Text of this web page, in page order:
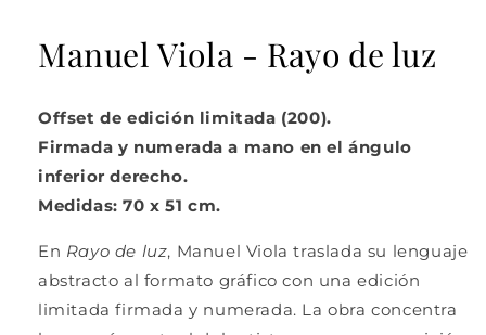
ventana
modal
Manuel Viola - Rayo de luz
Offset de edición limitada (200).
Firmada y numerada a mano en el ángulo
inferior derecho.
Medidas: 70 x 51 cm.
En Rayo de luz, Manuel Viola traslada su lenguaje
abstracto al formato gráfico con una edición
limitada firmada y numerada. La obra concentra